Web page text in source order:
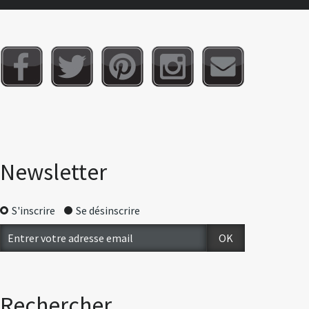
Newsletter
S'inscrire Se désinscrire